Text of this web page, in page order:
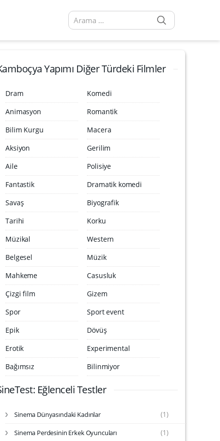
Arama sonuçları:
Yapımı Diğer Türdeki Filmler
Dram
Komedi
Animasyon
Romantik
Bilim Kurgu
Macera
Aksiyon
Gerilim
Aile
Polisiye
Fantastik
Dramatik komedi
Savaş
Biyografik
Tarihi
Korku
Müzikal
Western
Belgesel
Müzik
Mahkeme
Casusluk
Çizgi film
Gizem
Spor
Sport event
Epik
Dövüş
Erotik
Experimental
Bağımsız
Bilinmiyor
Eğlenceli Testler
Sinema Dünyasındaki Kadınlar (1)
Sinema Perdesinin Erkek Oyuncuları (1)